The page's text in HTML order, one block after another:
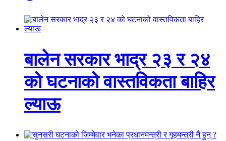
बालेन सरकार भाद्र २३ र २४
को घटनाको वास्तविकता बाहिर
ल्याऊ